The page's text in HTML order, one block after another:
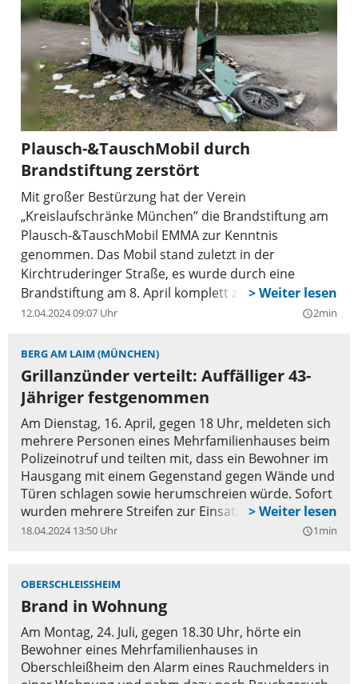
Plausch-&TauschMobil durch
Brandstiftung zerstört
Mit großer Bestürzung hat der Verein
„Kreislaufschränke München” die Brandstiftung am
Plausch-&TauschMobil EMMA zur Kenntnis
genommen. Das Mobil stand zuletzt in der
Kirchtruderinger Straße, es wurde durch eine
Brandstiftung am 8. April komplett zerstört. Der
Sachschaden beläuft sich auf etwa 7000 Euro.
12.04.2024 09:07 Uhr query_builder2min
BERG AM LAIM (MÜNCHEN)
Grillanzünder verteilt: Auffälliger 43-
Jähriger festgenommen
Am Dienstag, 16. April, gegen 18 Uhr, meldeten sich
mehrere Personen eines Mehrfamilienhauses beim
Polizeinotruf und teilten mit, dass ein Bewohner im
Hausgang mit einem Gegenstand gegen Wände und
Türen schlagen sowie herumschreien würde. Sofort
wurden mehrere Streifen zur Einsatzörtlichkeit
geschickt.
18.04.2024 13:50 Uhr query_builder1min
OBERSCHLEISSHEIM
Brand in Wohnung
Am Montag, 24. Juli, gegen 18.30 Uhr, hörte ein
Bewohner eines Mehrfamilienhauses in
Oberschleißheim den Alarm eines Rauchmelders in